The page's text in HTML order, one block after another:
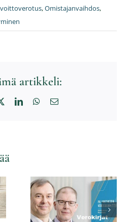
,Omistajanvaihdos,
artikkeli:
LinkedInWhatsAppSähköposti
muutoksessa
–
verokirjojeni